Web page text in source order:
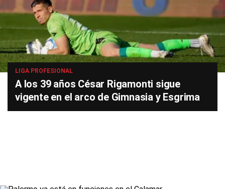
LIGA PROFESIONAL
A los 39 años César Rigamonti sigue
vigente en el arco de Gimnasia y Esgrima